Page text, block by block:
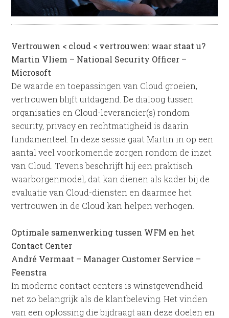
Vertrouwen < cloud < vertrouwen: waar staat u?
Martin Vliem – National Security Officer –
Microsoft
De waarde en toepassingen van Cloud groeien,
vertrouwen blijft uitdagend. De dialoog tussen
organisaties en Cloud-leverancier(s) rondom
security, privacy en rechtmatigheid is daarin
fundamenteel. In deze sessie gaat Martin in op een
aantal veel voorkomende zorgen rondom de inzet
van Cloud. Tevens beschrijft hij een praktisch
waarborgenmodel, dat kan dienen als kader bij de
evaluatie van Cloud-diensten en daarmee het
vertrouwen in de Cloud kan helpen verhogen.
Optimale samenwerking tussen WFM en het
Contact Center
André Vermaat – Manager Customer Service –
Feenstra
In moderne contact centers is winstgevendheid
net zo belangrijk als de klantbeleving. Het vinden
van een oplossing die bijdraagt aan deze doelen en